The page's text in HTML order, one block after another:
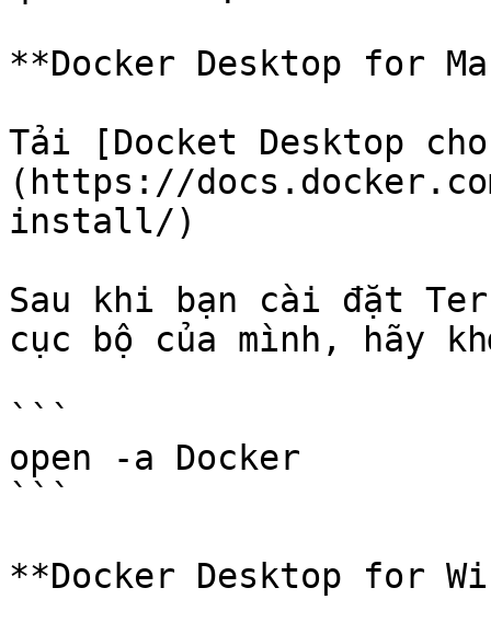
**Docker Desktop for
Tải [Docket Desktop
(https://
install/)
Sau khi bạn cài đặt
cục bộ của mình, hãy
```
open -a Docker
```
**Docker Desktop for